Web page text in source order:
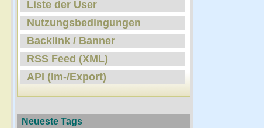
Liste der User
Nutzungsbedingungen
Backlink / Banner
RSS Feed (XML)
API (Im-/Export)
Neueste Tags